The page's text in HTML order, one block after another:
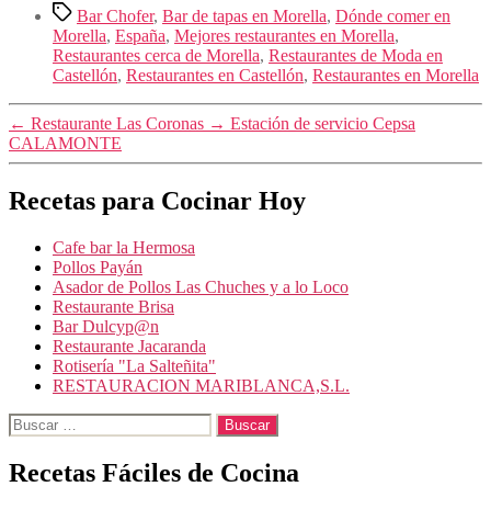
Etiquetas
Bar Chofer, Bar de tapas en Morella, Dónde comer en
Morella, España, Mejores restaurantes en Morella,
Restaurantes cerca de Morella, Restaurantes de Moda en
Castellón, Restaurantes en Castellón, Restaurantes en Morella
← Restaurante Las Coronas → Estación de servicio Cepsa
CALAMONTE
Recetas para Cocinar Hoy
Cafe bar la Hermosa
Pollos Payán
Asador de Pollos Las Chuches y a lo Loco
Restaurante Brisa
Bar Dulcyp@n
Restaurante Jacaranda
Rotisería "La Salteñita"
RESTAURACION MARIBLANCA,S.L.
Buscar:
Recetas Fáciles de Cocina